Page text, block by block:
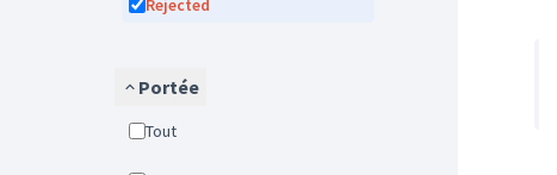
Rejected
Portée
Tout